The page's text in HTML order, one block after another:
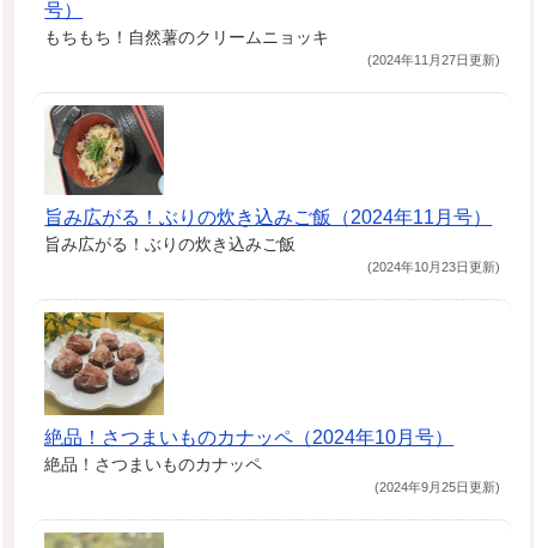
号）
もちもち！自然薯のクリームニョッキ
(2024年11月27日更新)
旨み広がる！ぶりの炊き込みご飯（2024年11月号）
旨み広がる！ぶりの炊き込みご飯
(2024年10月23日更新)
絶品！さつまいものカナッペ（2024年10月号）
絶品！さつまいものカナッペ
(2024年9月25日更新)